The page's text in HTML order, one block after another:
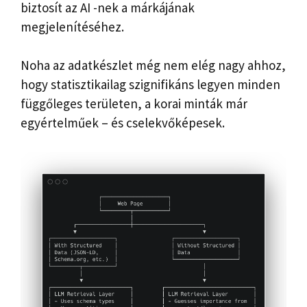
biztosít az AI -nek a márkájának
megjelenítéséhez.
Noha az adatkészlet még nem elég nagy ahhoz,
hogy statisztikailag szignifikáns legyen minden
függőleges területen, a korai minták már
egyértelműek – és cselekvőképesek.